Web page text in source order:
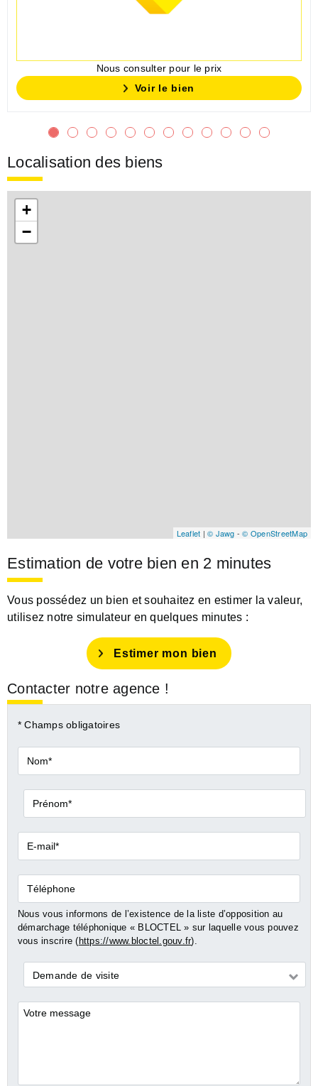
Nous consulter pour le prix
Voir le bien
Localisation des biens
+
−
Leaflet | © Jawg -© OpenStreetMap
Estimation de votre bien en 2 minutes
Vous possédez un bien et souhaitez en estimer la valeur,
utilisez notre simulateur en quelques minutes :
Estimer mon bien
Contacter notre agence !
* Champs obligatoires
Nom*
Prénom*
E-
mail*
Téléphone
Nous vous informons de l’existence de la liste d’opposition au
démarchage téléphonique « BLOCTEL » sur laquelle vous pouvez
vous inscrire ( https://www.bloctel.gouv.fr).
Demande
*
Demande de visite
Commentaires